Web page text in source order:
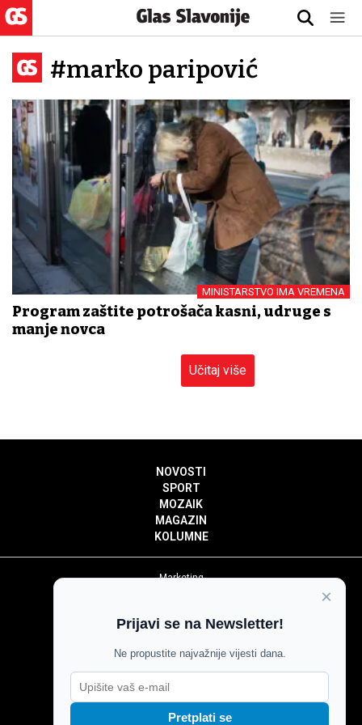
#marko paripović
MINISTARSTVO IMA VREMENA
Program zaštite potrošača kasni, udruge s
manje novca
Učitaj više
NOVOSTI
SPORT
MOZAIK
MAGAZIN
KOLUMNE
Marketing
Impressum
Pravila komentiranja
Agroglas
×
Prijavi se na Newsletter!
Ne propustite najvažnije vijesti dana.
Pretplati se